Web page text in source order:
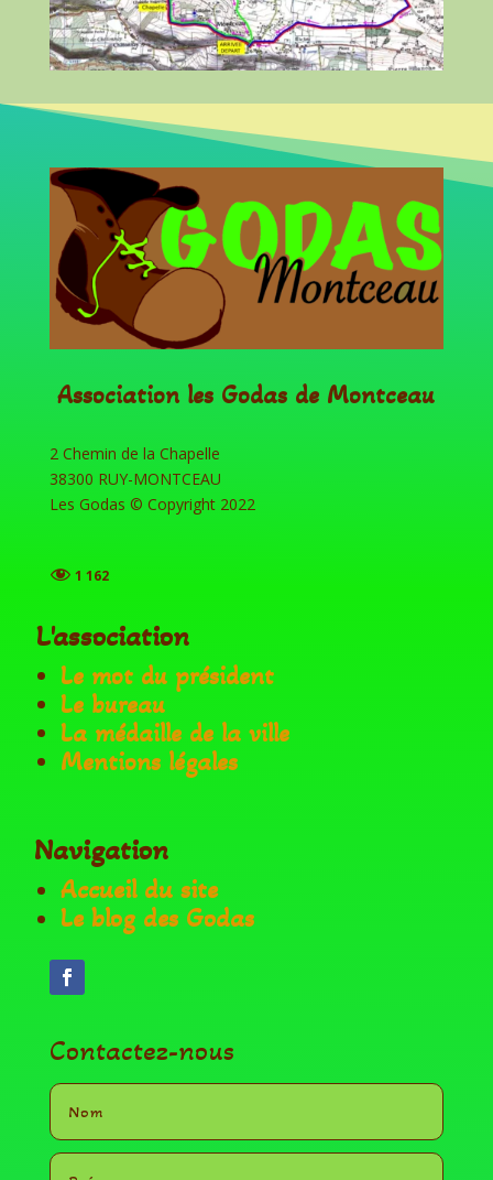
Association les Godas de Montceau
2 Chemin de la Chapelle
38300 RUY-MONTCEAU
Les Godas © Copyright 2022
1 162
L'association
Le mot du président
Le bureau
La médaille de la ville
Mentions légales
Navigation
Accueil du site
Le blog des Godas
Contactez-nous